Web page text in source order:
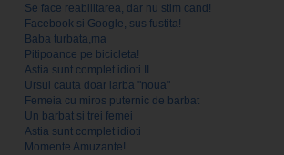
Se face reabilitarea, dar nu stim cand!
Facebook si Google, sus fustita!
Baba turbata,ma
Pitipoance pe bicicleta!
Astia sunt complet idioti II
Ursul cauta doar iarba "noua"
Femeia cu miros puternic de barbat
Un barbat si trei femei
Astia sunt complet idioti
Momente Amuzante!